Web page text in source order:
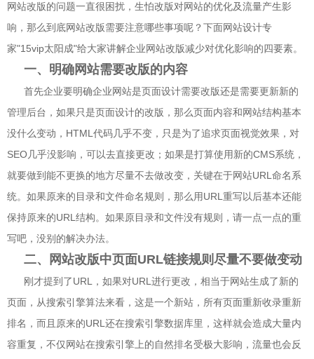
网站改版的问题一直很困扰，生怕改版对网站的优化及流量产生影
响，那么到底网站改版需要注意哪些事项呢？下面网站设计专
家"15vip太阳成"给大家讲解企业网站改版减少对优化影响的四要素。
一、明确网站需要改版的内容
首先企业要明确企业网站是页面设计需要改版还是需要更新新的
管理后台，如果只是页面设计的改版，那么页面内容和网站结构基本
没什么变动，HTML代码几乎不变，只是为了追求页面视觉效果，对
SEO几乎没影响，可以去直接更改；如果是打算使用新的CMS系统，
就要做到能不更换的地方尽量不去做改变，关键在于网站URL命名系
统。如果原来的目录和文件命名规则，那么用URL重写以后基本还能
保持原来的URL结构。如果原目录和文件没有规则，请一点一点的重
写吧，没别的解决办法。
二、网站改版中页面URL链接规则尽量不要做变动
刚才提到了URL，如果对URL进行更改，相当于网站生成了新的
页面，从搜索引擎算法来看，这是一个新站，所有页面重新收录重新
排名，而且原来的URL还在搜索引擎数据库里，这样就会造成大量内
容重复，不仅网站在搜索引擎上的自然排名受极大影响，流量也会反